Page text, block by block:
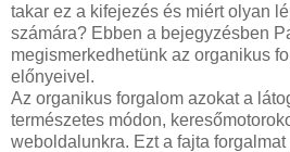
takar ez a kifejezés és miért olyan
számára? Ebben a bejegyzésben
megismerkedhetünk az organikus
előnyeivel.
Az organikus forgalom azokat a
természetes módon,
weboldalunkra. Ezt a fajta